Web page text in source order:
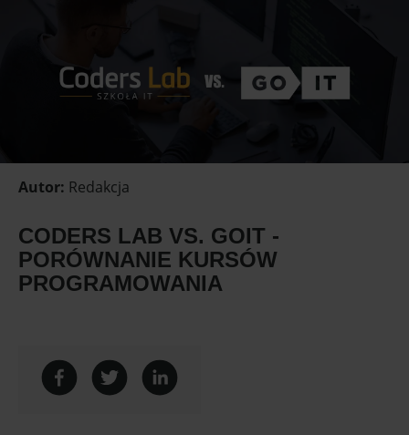
Autor: Redakcja
CODERS LAB VS. GOIT -
PORÓWNANIE KURSÓW
PROGRAMOWANIA